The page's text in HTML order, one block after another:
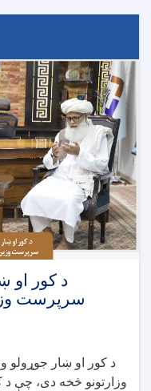
د کور او
سرپرست
د کور او ښار جوړولو
وزارتونو څخه دی، چې د